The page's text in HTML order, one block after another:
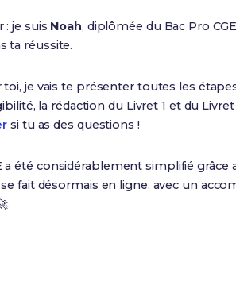
je suis Noah, diplômée du Bac Pro
ta réussite.
je vais te présenter toutes les
la rédaction du Livret 1 et du
si tu as des questions !
été considérablement simplifié grâce
fait désormais en ligne, avec un